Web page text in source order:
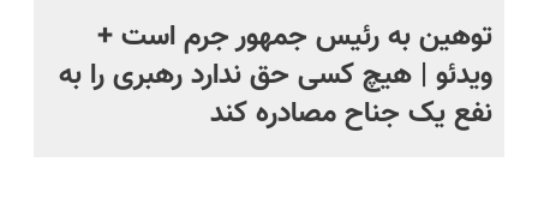
توهین به رئیس جمهور جرم است +
ویدئو | هیچ کسی حق ندارد رهبری را به
نفع یک جناح مصادره کند